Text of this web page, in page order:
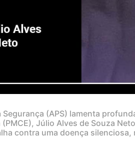
(APS) lamenta
Júlio Alves de Souza
contra uma doença